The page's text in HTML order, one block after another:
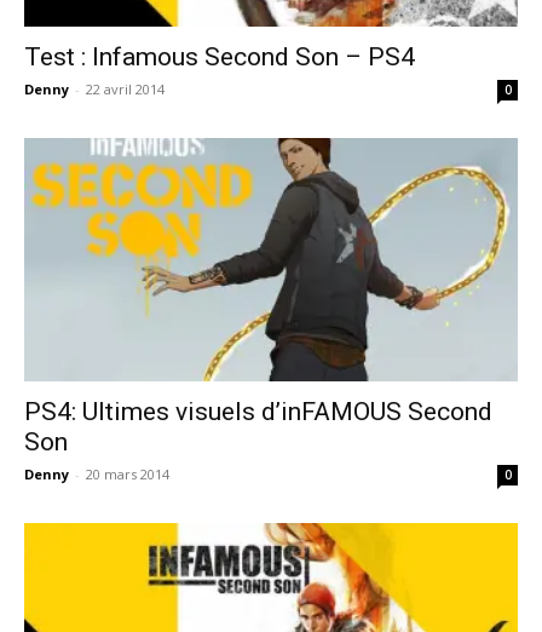
Test : Infamous Second Son – PS4
Denny - 22 avril 2014 0
PS4: Ultimes visuels d’inFAMOUS Second
Son
Denny - 20 mars 2014 0